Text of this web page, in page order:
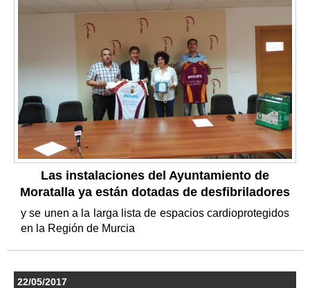
Las instalaciones del Ayuntamiento de
Moratalla ya están dotadas de desfibriladores
y se unen a la larga lista de espacios cardioprotegidos
en la Región de Murcia
22/05/2017